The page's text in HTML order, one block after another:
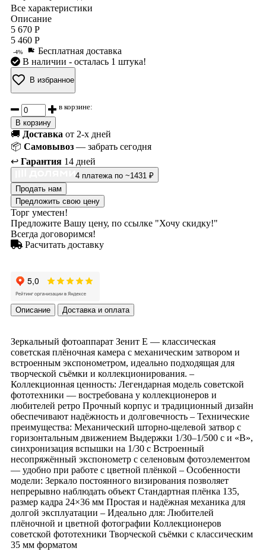
Все характеристики
Описание
5 670 Р
5 460 Р
-4%
Бесплатная доставка
В наличии - осталась 1 штука!
В избранное
в корзине:
В корзину
🚚 Доставка от 2-х дней
📦 Самовывоз — забрать сегодня
↩️ Гарантия 14 дней
4 платежа по ~1431 ₽
Продать нам
Предложить свою цену
Торг уместен!
Предложите Вашу цену, по ссылке "Хочу скидку!"
Всегда договоримся!
Расчитать доставку
Описание Доставка и оплата
Зеркальный фотоаппарат Зенит Е — классическая
советская плёночная камера с механическим затвором и
встроенным экспонометром, идеально подходящая для
творческой съёмки и коллекционирования. –
Коллекционная ценность: Легендарная модель советской
фототехники — востребована у коллекционеров и
любителей ретро Прочный корпус и традиционный дизайн
обеспечивают надёжность и долговечность – Технические
преимущества: Механический шторно-щелевой затвор с
горизонтальным движением Выдержки 1/30–1/500 с и «B»,
синхронизация вспышки на 1/30 с Встроенный
несопряжённый экспонометр с селеновым фотоэлементом
— удобно при работе с цветной плёнкой – Особенности
модели: Зеркало постоянного визирования позволяет
непрерывно наблюдать объект Стандартная плёнка 135,
размер кадра 24×36 мм Простая и надёжная механика для
долгой эксплуатации – Идеально для: Любителей
плёночной и цветной фотографии Коллекционеров
советской фототехники Творческой съёмки с классическим
35 мм форматом